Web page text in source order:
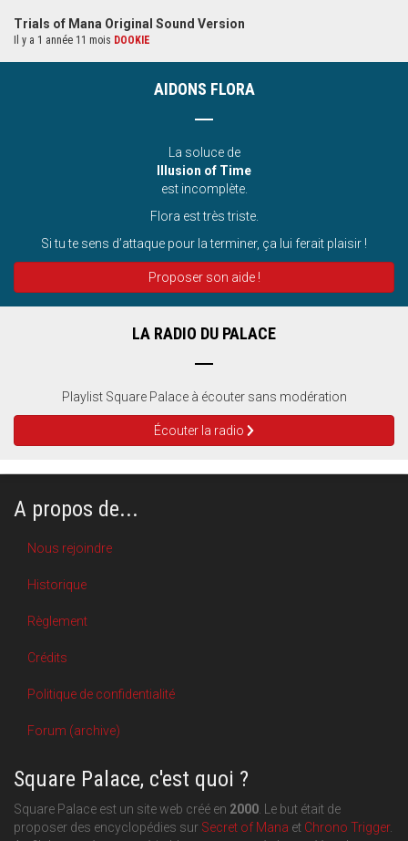
Trials of Mana Original Sound Version
Il y a 1 année 11 mois DOOKIE
AIDONS FLORA
La soluce de
Illusion of Time
est incomplète.
Flora est très triste.
Si tu te sens d’attaque pour la terminer, ça lui ferait plaisir !
Proposer son aide !
LA RADIO DU PALACE
Playlist Square Palace à écouter sans modération
Écouter la radio
A propos de...
Nous rejoindre
Historique
Règlement
Crédits
Politique de confidentialité
Forum (archive)
Square Palace, c'est quoi ?
Square Palace est un site web créé en 2000 . Le but était de
proposer des encyclopédies sur Secret of Mana et Chrono Trigger.